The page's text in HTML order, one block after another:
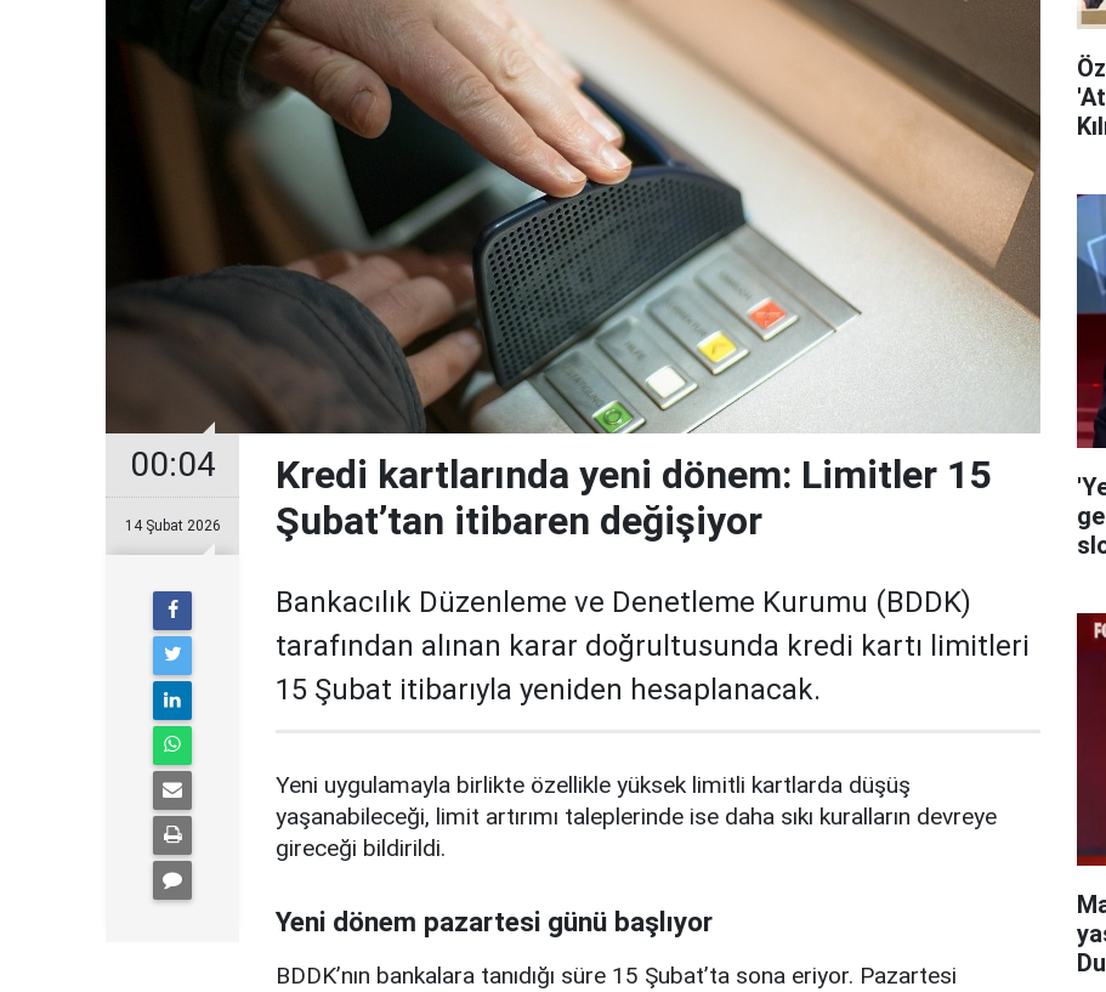
00:04
14 Şubat 2026
Kredi kartlarında yeni dönem: Limitler 15
Şubat’tan itibaren değişiyor
Bankacılık Düzenleme ve Denetleme Kurumu (BDDK)
tarafından alınan karar doğrultusunda kredi kartı limitleri
15 Şubat itibarıyla yeniden hesaplanacak.
Yeni uygulamayla birlikte özellikle yüksek limitli kartlarda düşüş
yaşanabileceği, limit artırımı taleplerinde ise daha sıkı kuralların devreye
gireceği bildirildi.
Yeni dönem pazartesi günü başlıyor
BDDK’nın bankalara tanıdığı süre 15 Şubat’ta sona eriyor. Pazartesi